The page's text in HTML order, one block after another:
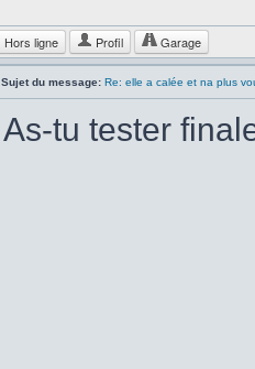
Hors ligne Profil Garage
Sujet du message: Re: elle a calée et na plus
As-tu tester